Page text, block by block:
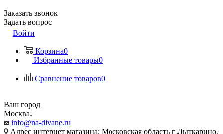
Заказать звонок
Задать вопрос
Войти
Корзина0
Избранные товары0
Сравнение товаров0
Ваш город
Москва
info@na-divane.ru
Адрес интернет магазина: Московская область г Лыткарино,